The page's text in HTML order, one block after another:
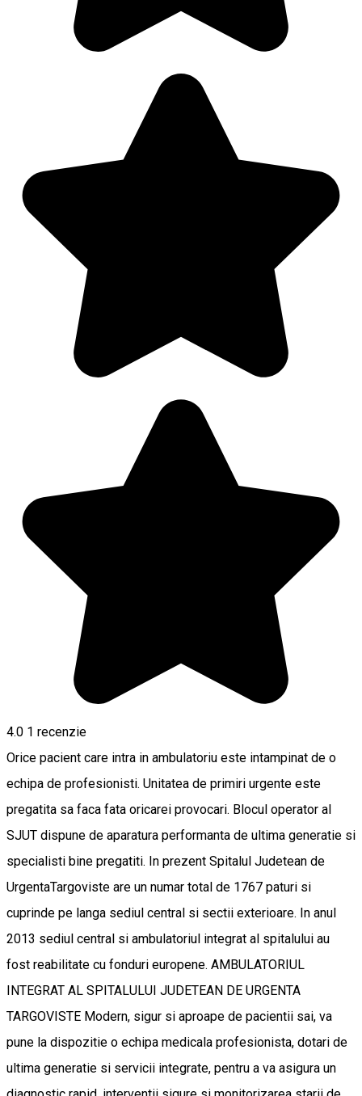
4.0 1 recenzie
Orice pacient care intra in ambulatoriu este intampinat de o
echipa de profesionisti. Unitatea de primiri urgente este
pregatita sa faca fata oricarei provocari. Blocul operator al
SJUT dispune de aparatura performanta de ultima generatie si
specialisti bine pregatiti. In prezent Spitalul Judetean de
UrgentaTargoviste are un numar total de 1767 paturi si
cuprinde pe langa sediul central si sectii exterioare. In anul
2013 sediul central si ambulatoriul integrat al spitalului au
fost reabilitate cu fonduri europene. AMBULATORIUL
INTEGRAT AL SPITALULUI JUDETEAN DE URGENTA
TARGOVISTE Modern, sigur si aproape de pacientii sai, va
pune la dispozitie o echipa medicala profesionista, dotari de
ultima generatie si servicii integrate, pentru a va asigura un